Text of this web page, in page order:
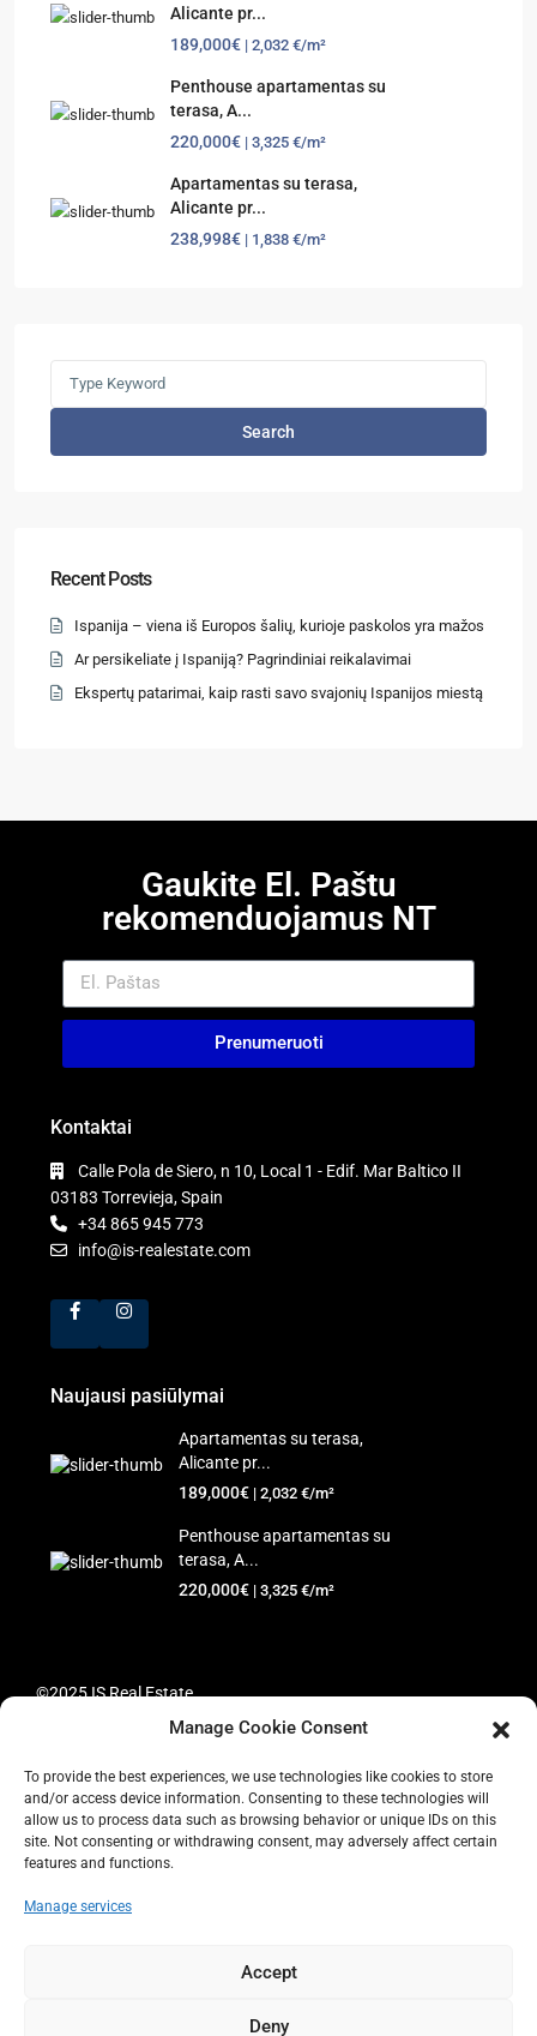
Manage Cookie Consent
To provide the best experiences, we use technologies like cookies to store
and/or access device information. Consenting to these technologies will
allow us to process data such as browsing behavior or unique IDs on this
site. Not consenting or withdrawing consent, may adversely affect certain
features and functions.
Manage services
Accept
Deny
Alicante pr...
189,000€ | 2,032 €/m²
Penthouse apartamentas su
terasa, A...
220,000€ | 3,325 €/m²
Apartamentas su terasa,
Alicante pr...
238,998€ | 1,838 €/m²
Search
Recent Posts
Ispanija – viena iš Europos šalių, kurioje paskolos yra mažos
Ar persikeliate į Ispaniją? Pagrindiniai reikalavimai
Ekspertų patarimai, kaip rasti savo svajonių Ispanijos miestą
Gaukite El. Paštu
rekomenduojamus NT
Prenumeruoti
Kontaktai
Calle Pola de Siero, n 10, Local 1 - Edif. Mar Baltico II
03183 Torrevieja, Spain
+34 865 945 773
info@is-realestate.com
Naujausi pasiūlymai
Apartamentas su terasa,
Alicante pr...
189,000€ | 2,032 €/m²
Penthouse apartamentas su
terasa, A...
220,000€ | 3,325 €/m²
©2025 IS Real Estate
ParduodamaNuomaTurto
773
Slapukų politika (ES)Įsipareigojimas saugoti asmens
duomenis (ES)